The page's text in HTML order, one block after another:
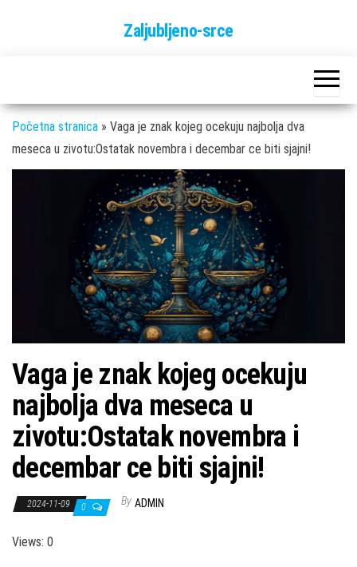
Zaljubljeno-srce
Početna stranica » Vaga je znak kojeg ocekuju najbolja dva
meseca u zivotu:Ostatak novembra i decembar ce biti sjajni!
Vaga je znak kojeg ocekuju
najbolja dva meseca u
zivotu:Ostatak novembra i
decembar ce biti sjajni!
2024-11-09 0 By ADMIN
Views: 0